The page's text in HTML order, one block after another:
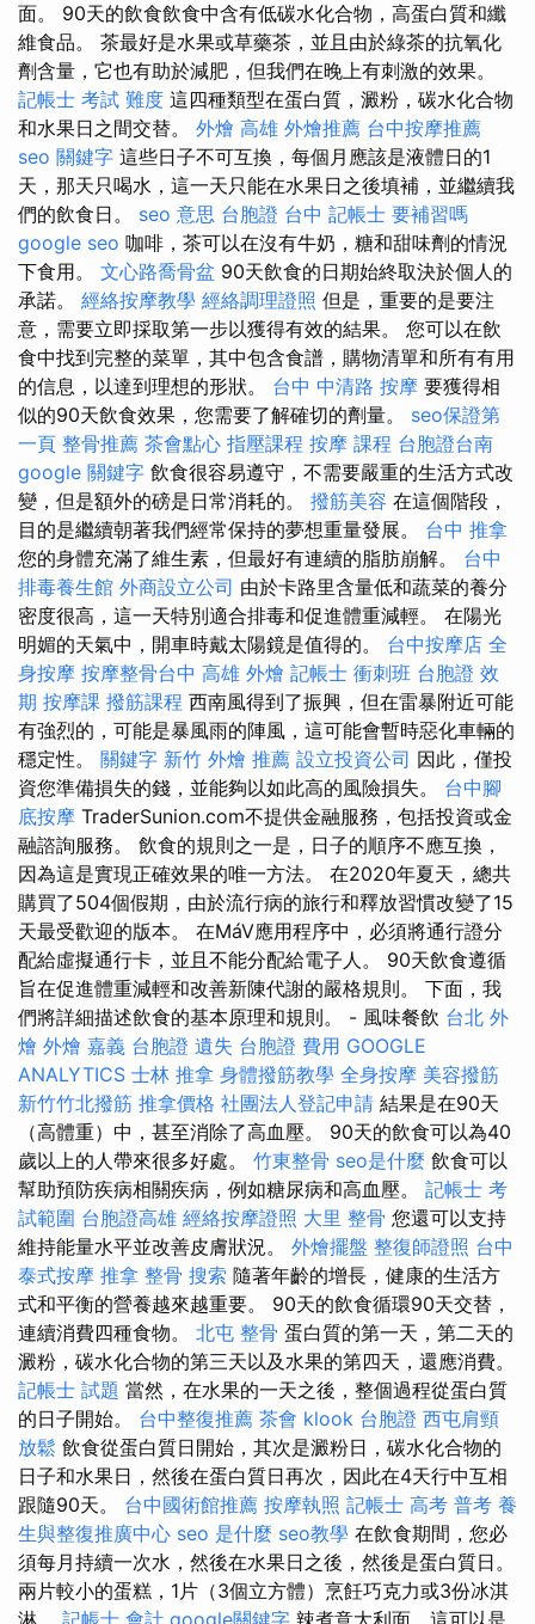
面。 90天的飲食飲食中含有低碳水化合物，高蛋白質和纖
維食品。 茶最好是水果或草藥茶，並且由於綠茶的抗氧化
劑含量，它也有助於減肥，但我們在晚上有刺激的效果。
記帳士 考試 難度 這四種類型在蛋白質，澱粉，碳水化合物
和水果日之間交替。 外燴 高雄 外燴推薦 台中按摩推薦
seo 關鍵字 這些日子不可互換，每個月應該是液體日的1
天，那天只喝水，這一天只能在水果日之後填補，並繼續我
們的飲食日。 seo 意思 台胞證 台中 記帳士 要補習嗎
google seo 咖啡，茶可以在沒有牛奶，糖和甜味劑的情況
下食用。 文心路喬骨盆 90天飲食的日期始終取決於個人的
承諾。 經絡按摩教學 經絡調理證照 但是，重要的是要注
意，需要立即採取第一步以獲得有效的結果。 您可以在飲
食中找到完整的菜單，其中包含食譜，購物清單和所有有用
的信息，以達到理想的形狀。 台中 中清路 按摩 要獲得相
似的90天飲食效果，您需要了解確切的劑量。 seo保證第
一頁 整骨推薦 茶會點心 指壓課程 按摩 課程 台胞證台南
google 關鍵字 飲食很容易遵守，不需要嚴重的生活方式改
變，但是額外的磅是日常消耗的。 撥筋美容 在這個階段，
目的是繼續朝著我們經常保持的夢想重量發展。 台中 推拿
您的身體充滿了維生素，但最好有連續的脂肪崩解。 台中
排毒養生館 外商設立公司 由於卡路里含量低和蔬菜的養分
密度很高，這一天特別適合排毒和促進體重減輕。 在陽光
明媚的天氣中，開車時戴太陽鏡是值得的。 台中按摩店 全
身按摩 按摩整骨台中 高雄 外燴 記帳士 衝刺班 台胞證 效
期 按摩課 撥筋課程 西南風得到了振興，但在雷暴附近可能
有強烈的，可能是暴風雨的陣風，這可能會暫時惡化車輛的
穩定性。 關鍵字 新竹 外燴 推薦 設立投資公司 因此，僅投
資您準備損失的錢，並能夠以如此高的風險損失。 台中腳
底按摩 TraderSunion.com不提供金融服務，包括投資或金
融諮詢服務。 飲食的規則之一是，日子的順序不應互換，
因為這是實現正確效果的唯一方法。 在2020年夏天，總共
購買了504個假期，由於流行病的旅行和釋放習慣改變了15
天最受歡迎的版本。 在MáV應用程序中，必須將通行證分
配給虛擬通行卡，並且不能分配給電子人。 90天飲食遵循
旨在促進體重減輕和改善新陳代謝的嚴格規則。 下面，我
們將詳細描述飲食的基本原理和規則。 - 風味餐飲 台北 外
燴 外燴 嘉義 台胞證 遺失 台胞證 費用 GOOGLE
ANALYTICS 士林 推拿 身體撥筋教學 全身按摩 美容撥筋
新竹竹北撥筋 推拿價格 社團法人登記申請 結果是在90天
（高體重）中，甚至消除了高血壓。 90天的飲食可以為40
歲以上的人帶來很多好處。 竹東整骨 seo是什麼 飲食可以
幫助預防疾病相關疾病，例如糖尿病和高血壓。 記帳士 考
試範圍 台胞證高雄 經絡按摩證照 大里 整骨 您還可以支持
維持能量水平並改善皮膚狀況。 外燴擺盤 整復師證照 台中
泰式按摩 推拿 整骨 搜索 隨著年齡的增長，健康的生活方
式和平衡的營養越來越重要。 90天的飲食循環90天交替，
連續消費四種食物。 北屯 整骨 蛋白質的第一天，第二天的
澱粉，碳水化合物的第三天以及水果的第四天，還應消費。
記帳士 試題 當然，在水果的一天之後，整個過程從蛋白質
的日子開始。 台中整復推薦 茶會 klook 台胞證 西屯肩頸
放鬆 飲食從蛋白質日開始，其次是澱粉日，碳水化合物的
日子和水果日，然後在蛋白質日再次，因此在4天行中互相
跟隨90天。 台中國術館推薦 按摩執照 記帳士 高考 普考 養
生與整復推廣中心 seo 是什麼 seo教學 在飲食期間，您必
須每月持續一次水，然後在水果日之後，然後是蛋白質日。
兩片較小的蛋糕，1片（3個立方體）烹飪巧克力或3份冰淇
淋。 記帳士 會計 google關鍵字 辣煮意大利面，這可以是